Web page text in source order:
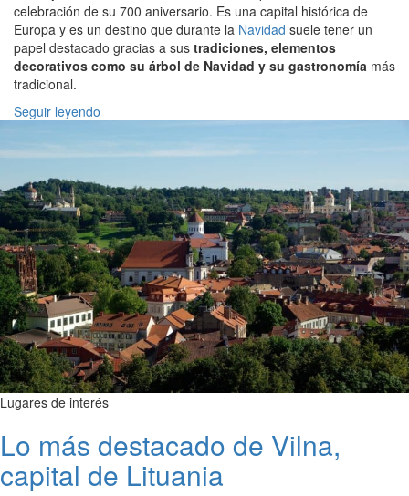
celebración de su 700 aniversario. Es una capital histórica de
Europa y es un destino que durante la Navidad suele tener un
papel destacado gracias a sus tradiciones, elementos
decorativos como su árbol de Navidad y su gastronomía más
tradicional.
Seguir leyendo
Lugares de interés
Lo más destacado de Vilna,
capital de Lituania